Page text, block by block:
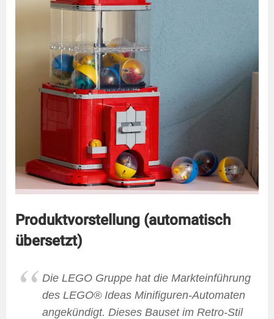
Produktvorstellung (automatisch
übersetzt)
Die LEGO Gruppe hat die Markteinführung
des LEGO® Ideas Minifiguren-Automaten
angekündigt. Dieses Bauset im Retro-Stil